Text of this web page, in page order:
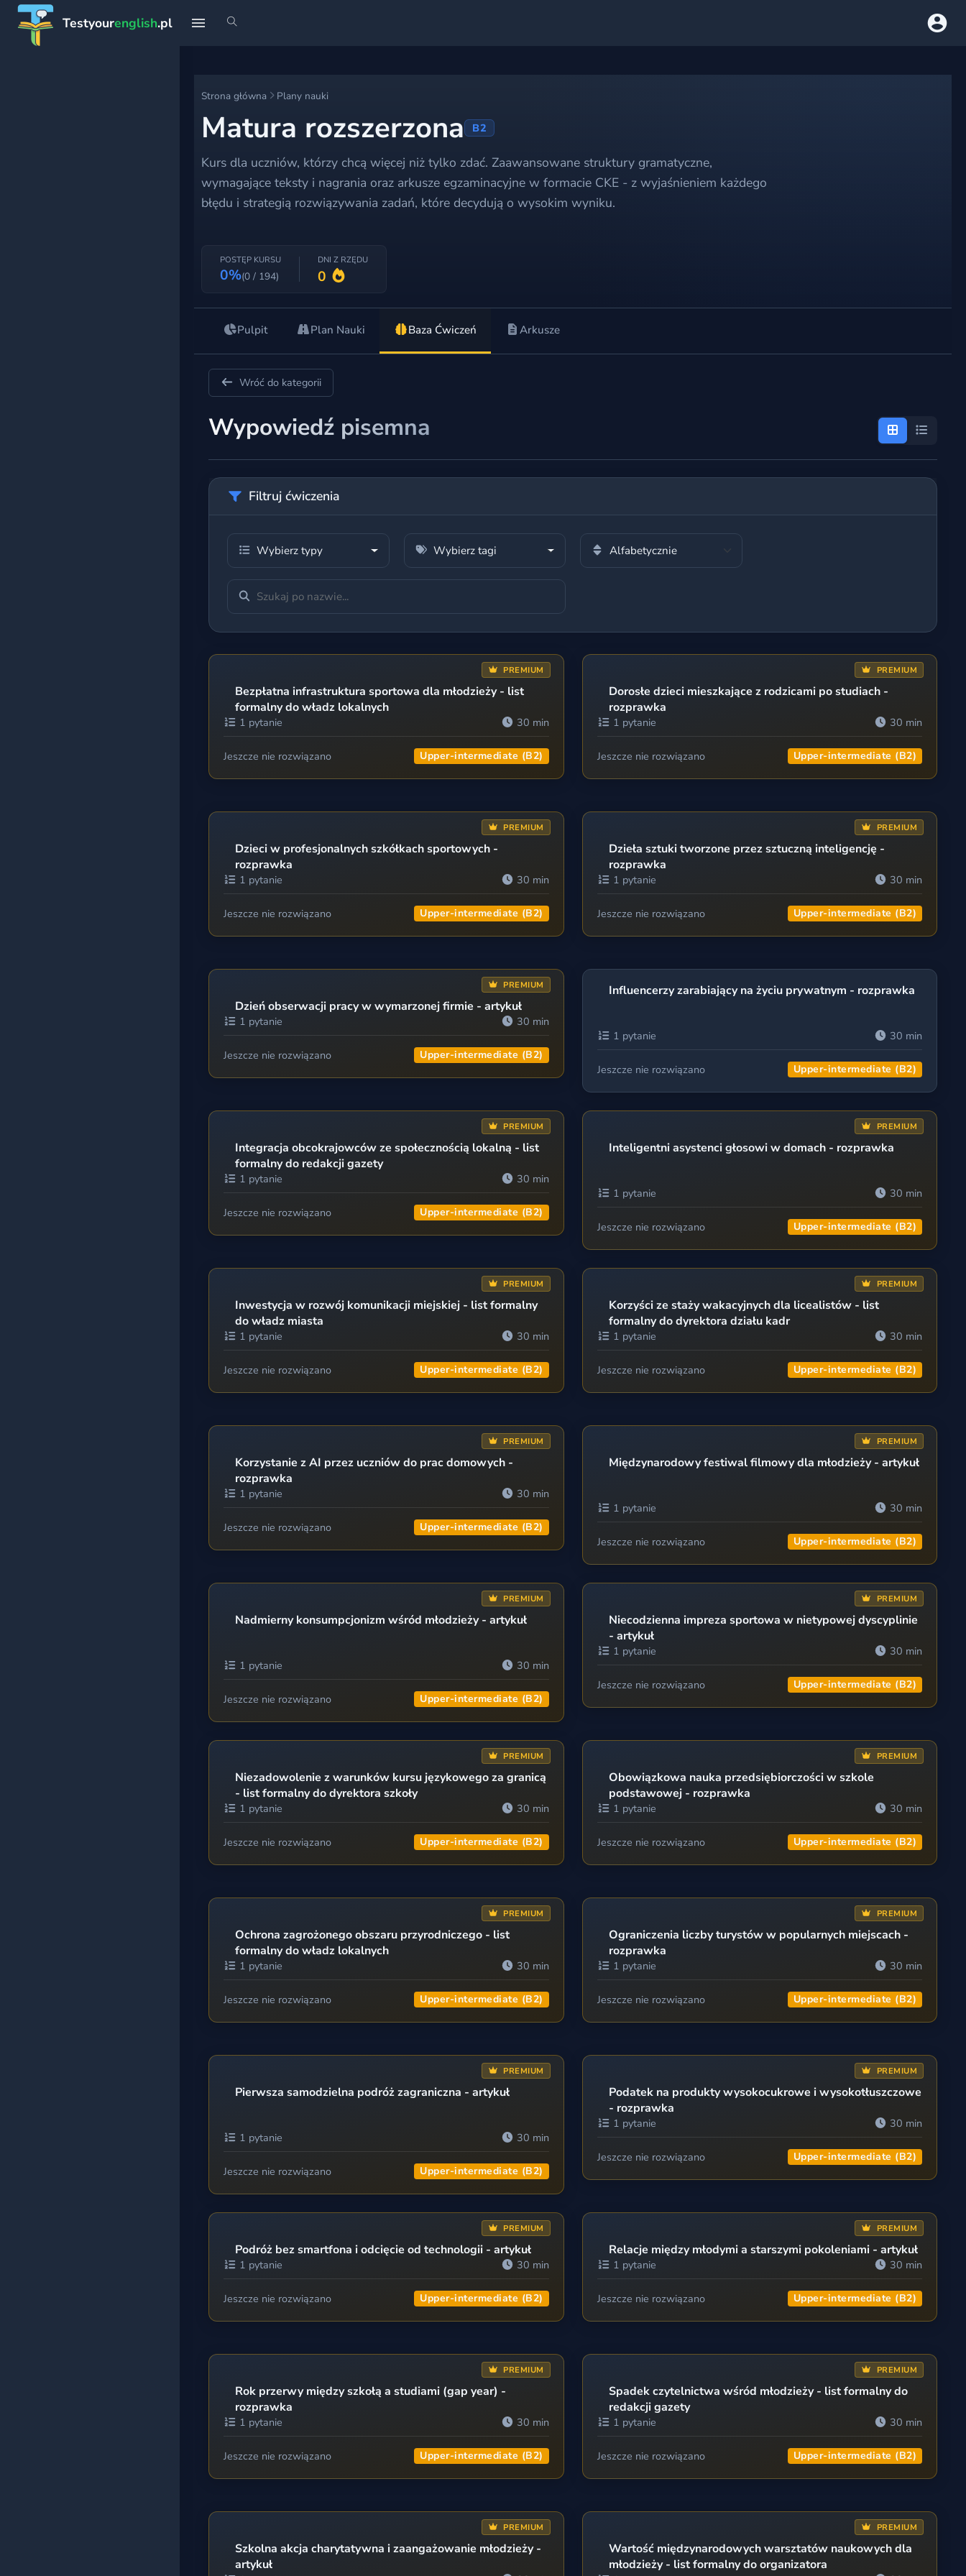
Testyourenglish.pl
Strona główna Plany nauki
Matura rozszerzona B2
Kurs dla uczniów, którzy chcą więcej niż tylko zdać. Zaawansowane struktury gramatyczne,
wymagające teksty i nagrania oraz arkusze egzaminacyjne w formacie CKE - z wyjaśnieniem każdego
błędu i strategią rozwiązywania zadań, które decydują o wysokim wyniku.
POSTĘP KURSU
0%(0 / 194)
DNI Z RZĘDU
0
Pulpit Plan Nauki Baza Ćwiczeń Arkusze
Wróć do kategorii
Wypowiedź pisemna
Filtruj ćwiczenia
Wybierz typy Wybierz tagi
PREMIUM
Bezpłatna infrastruktura sportowa dla młodzieży - list
formalny do władz lokalnych
1 pytanie 30 min
Jeszcze nie rozwiązano Upper-intermediate (B2)
PREMIUM
Dorosłe dzieci mieszkające z rodzicami po studiach -
rozprawka
1 pytanie 30 min
Jeszcze nie rozwiązano Upper-intermediate (B2)
PREMIUM
Dzieci w profesjonalnych szkółkach sportowych -
rozprawka
1 pytanie 30 min
Jeszcze nie rozwiązano Upper-intermediate (B2)
PREMIUM
Dzieła sztuki tworzone przez sztuczną inteligencję -
rozprawka
1 pytanie 30 min
Jeszcze nie rozwiązano Upper-intermediate (B2)
PREMIUM
Dzień obserwacji pracy w wymarzonej firmie - artykuł
1 pytanie 30 min
Jeszcze nie rozwiązano Upper-intermediate (B2)
Influencerzy zarabiający na życiu prywatnym - rozprawka
1 pytanie 30 min
Jeszcze nie rozwiązano Upper-intermediate (B2)
PREMIUM
Integracja obcokrajowców ze społecznością lokalną - list
formalny do redakcji gazety
1 pytanie 30 min
Jeszcze nie rozwiązano Upper-intermediate (B2)
PREMIUM
Inteligentni asystenci głosowi w domach - rozprawka
1 pytanie 30 min
Jeszcze nie rozwiązano Upper-intermediate (B2)
PREMIUM
Inwestycja w rozwój komunikacji miejskiej - list formalny
do władz miasta
1 pytanie 30 min
Jeszcze nie rozwiązano Upper-intermediate (B2)
PREMIUM
Korzyści ze staży wakacyjnych dla licealistów - list
formalny do dyrektora działu kadr
1 pytanie 30 min
Jeszcze nie rozwiązano Upper-intermediate (B2)
PREMIUM
Korzystanie z AI przez uczniów do prac domowych -
rozprawka
1 pytanie 30 min
Jeszcze nie rozwiązano Upper-intermediate (B2)
PREMIUM
Międzynarodowy festiwal filmowy dla młodzieży - artykuł
1 pytanie 30 min
Jeszcze nie rozwiązano Upper-intermediate (B2)
PREMIUM
Nadmierny konsumpcjonizm wśród młodzieży - artykuł
1 pytanie 30 min
Jeszcze nie rozwiązano Upper-intermediate (B2)
PREMIUM
Niecodzienna impreza sportowa w nietypowej dyscyplinie
- artykuł
1 pytanie 30 min
Jeszcze nie rozwiązano Upper-intermediate (B2)
PREMIUM
Niezadowolenie z warunków kursu językowego za granicą
- list formalny do dyrektora szkoły
1 pytanie 30 min
Jeszcze nie rozwiązano Upper-intermediate (B2)
PREMIUM
Obowiązkowa nauka przedsiębiorczości w szkole
podstawowej - rozprawka
1 pytanie 30 min
Jeszcze nie rozwiązano Upper-intermediate (B2)
PREMIUM
Ochrona zagrożonego obszaru przyrodniczego - list
formalny do władz lokalnych
1 pytanie 30 min
Jeszcze nie rozwiązano Upper-intermediate (B2)
PREMIUM
Ograniczenia liczby turystów w popularnych miejscach -
rozprawka
1 pytanie 30 min
Jeszcze nie rozwiązano Upper-intermediate (B2)
PREMIUM
Pierwsza samodzielna podróż zagraniczna - artykuł
1 pytanie 30 min
Jeszcze nie rozwiązano Upper-intermediate (B2)
PREMIUM
Podatek na produkty wysokocukrowe i wysokotłuszczowe
- rozprawka
1 pytanie 30 min
Jeszcze nie rozwiązano Upper-intermediate (B2)
PREMIUM
Podróż bez smartfona i odcięcie od technologii - artykuł
1 pytanie 30 min
Jeszcze nie rozwiązano Upper-intermediate (B2)
PREMIUM
Relacje między młodymi a starszymi pokoleniami - artykuł
1 pytanie 30 min
Jeszcze nie rozwiązano Upper-intermediate (B2)
PREMIUM
Rok przerwy między szkołą a studiami (gap year) -
rozprawka
1 pytanie 30 min
Jeszcze nie rozwiązano Upper-intermediate (B2)
PREMIUM
Spadek czytelnictwa wśród młodzieży - list formalny do
redakcji gazety
1 pytanie 30 min
Jeszcze nie rozwiązano Upper-intermediate (B2)
PREMIUM
Szkolna akcja charytatywna i zaangażowanie młodzieży -
artykuł
PREMIUM
Wartość międzynarodowych warsztatów naukowych dla
młodzieży - list formalny do organizatora